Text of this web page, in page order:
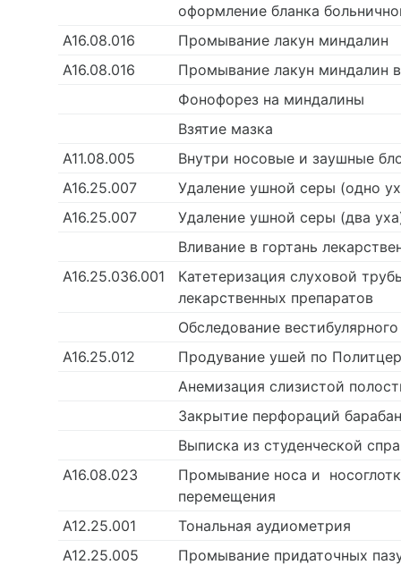
оформление бланка
А16.08.016
Промывание лакун миндалин
А16.08.016
Промывание лакун миндалин
Фонофорез на миндалины
Взятие мазка
A11.08.005
Внутри носовые и заушные
А16.25.007
Удаление ушной серы (одно
А16.25.007
Удаление ушной серы (два
Вливание в гортань
А16.25.036.001
Катетеризация слуховой
лекарственных препаратов
Обследование
А16.25.012
Продувание ушей по
Анемизация слизистой
Закрытие перфораций
Выписка из студенческой
А16.08.023
Промывание носа и
перемещения
А12.25.001
Тональная аудиометрия
А12.25.005
Промывание придаточных